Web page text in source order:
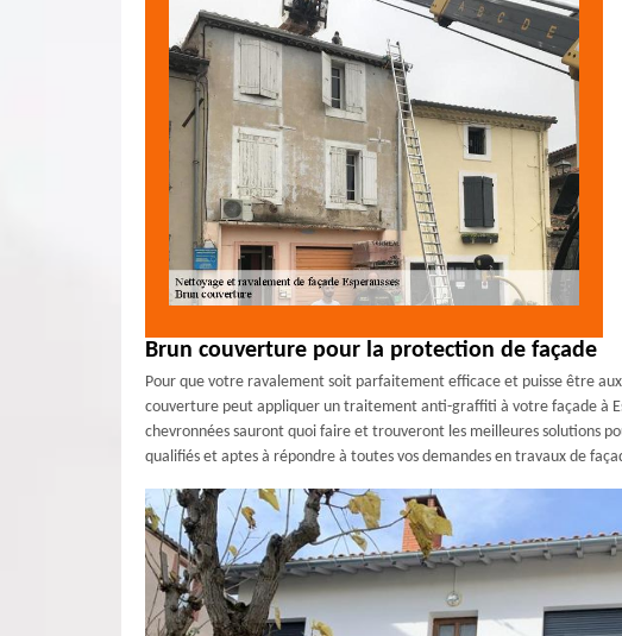
Brun couverture pour la protection de façade
Pour que votre ravalement soit parfaitement efficace et puisse être
couverture peut appliquer un traitement anti-graffiti à votre façade à
chevronnées sauront quoi faire et trouveront les meilleures solutions
qualifiés et aptes à répondre à toutes vos demandes en travaux de